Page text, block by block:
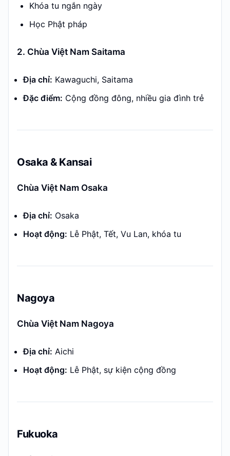
Khóa tu ngắn ngày
Học Phật pháp
2. Chùa Việt Nam Saitama
Địa chỉ: Kawaguchi, Saitama
Đặc điểm: Cộng đồng đông, nhiều gia đình trẻ
Osaka & Kansai
Chùa Việt Nam Osaka
Địa chỉ: Osaka
Hoạt động: Lễ Phật, Tết, Vu Lan, khóa tu
Nagoya
Chùa Việt Nam Nagoya
Địa chỉ: Aichi
Hoạt động: Lễ Phật, sự kiện cộng đồng
Fukuoka